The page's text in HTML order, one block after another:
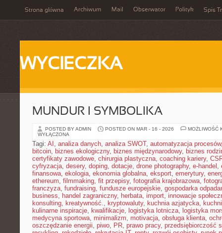
Strona główna Archiwum Mail Obserwator Polityk Spis
WYCIECZKA
MUNDUR I SYMBOLIKA
POSTED BY ADMIN POSTED ON MAR - 16 - 2026
MOŻLIWOŚĆ
WYŁĄCZONA
Tagi: AI , analiza danych, analiza SWOT, automatyzacja procesów
bitcoin, biznes ekologiczny, biznes międzynarodowy, biznes
certyfikaty zawodowe, chirurgia plastyczna, coaching kariery,
cyfryzacja, desery, doping, dotacje, drone photography, e-handel ,
finansowa, ekologia, ekonomia globalna, eksport, emerytury,
ethereum, filmmaking, fit przepisy, fotografia krajobrazowa,
franczyza, fundraising, fundusze europejskie, gospodarka
business, handel zagraniczny, herbata, import, innowacje
konsulting, kreatywność., kryptowaluty, kuchnia azjatycka,
kulinarne inspiracje, kwalifikacje, logistyka lotnicza, logistyka
medycyna sportowa, minimalizm, motivacja, obsługa klienta,
oszczędzanie energii, piwo, PR, prawo pracy, przedsiębiorczość